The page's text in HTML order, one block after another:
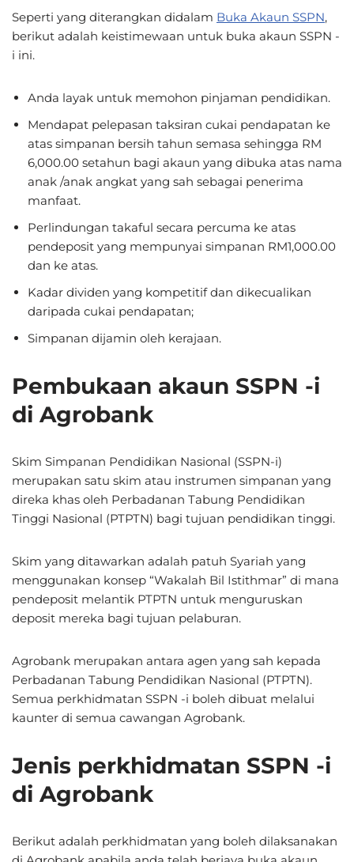
Seperti yang diterangkan didalam Buka Akaun SSPN,
berikut adalah keistimewaan untuk buka akaun SSPN -
i ini.
Anda layak untuk memohon pinjaman pendidikan.
Mendapat pelepasan taksiran cukai pendapatan ke
atas simpanan bersih tahun semasa sehingga RM
6,000.00 setahun bagi akaun yang dibuka atas nama
anak /anak angkat yang sah sebagai penerima
manfaat.
Perlindungan takaful secara percuma ke atas
pendeposit yang mempunyai simpanan RM1,000.00
dan ke atas.
Kadar dividen yang kompetitif dan dikecualikan
daripada cukai pendapatan;
Simpanan dijamin oleh kerajaan.
Pembukaan akaun SSPN -i
di Agrobank
Skim Simpanan Pendidikan Nasional (SSPN-i)
merupakan satu skim atau instrumen simpanan yang
direka khas oleh Perbadanan Tabung Pendidikan
Tinggi Nasional (PTPTN) bagi tujuan pendidikan tinggi.
Skim yang ditawarkan adalah patuh Syariah yang
menggunakan konsep “Wakalah Bil Istithmar” di mana
pendeposit melantik PTPTN untuk menguruskan
deposit mereka bagi tujuan pelaburan.
Agrobank merupakan antara agen yang sah kepada
Perbadanan Tabung Pendidikan Nasional (PTPTN).
Semua perkhidmatan SSPN -i boleh dibuat melalui
kaunter di semua cawangan Agrobank.
Jenis perkhidmatan SSPN -i
di Agrobank
Berikut adalah perkhidmatan yang boleh dilaksanakan